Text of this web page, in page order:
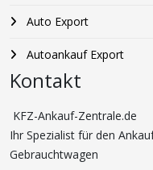
Auto Export
Autoankauf Export
Kontakt
KFZ-Ankauf-Zentrale.de
Ihr Spezialist für den
Gebrauchtwagen